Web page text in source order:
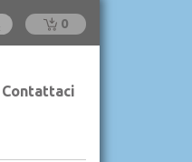
0
Contattaci